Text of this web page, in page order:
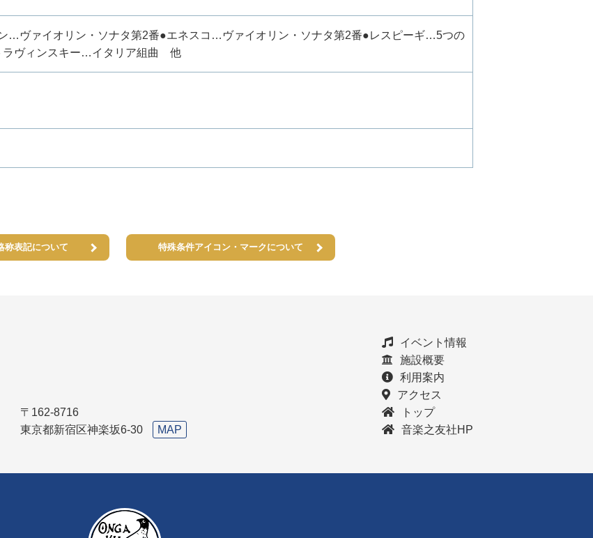
…ヴァイオリン・ソナタ第2番●エネスコ…ヴァイオリン・ソナタ第2番●レスピーギ…5つの
ラヴィンスキー…イタリア組曲 他
称表記について 特殊条件アイコン・マークについて
〒162-8716
東京都新宿区神楽坂6-30
MAP
イベント情報
施設概要
利用案内
アクセス
トップ
音楽之友社HP